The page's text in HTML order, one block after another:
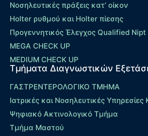
Νοσηλευτικές πράξεις κατ’ οίκον
Holter ρυθμού και Holter πίεσης
Προγεννητικός Έλεγχος Qualified Nipt
MEGA CHECK UP
MEDIUM CHECK UP
Τμήματα Διαγνωστικών
ΓΑΣΤΡΕΝΤΕΡΟΛΟΓΙΚΟ ΤΜΗΜΑ
Ιατρικές και Νοσηλευτικές Υπηρεσίες
Ψηφιακό Ακτινολογικό Τμήμα
Τμήμα Μαστού